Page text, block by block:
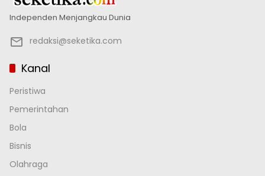
Independen Menjangkau Dunia
redaksi@seketika.com
Kanal
Peristiwa
Pemerintahan
Bola
Bisnis
Olahraga